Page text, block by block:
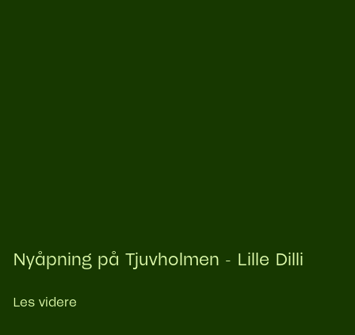
Nyåpning på Tjuvholmen - Lille Dilli
Les videre